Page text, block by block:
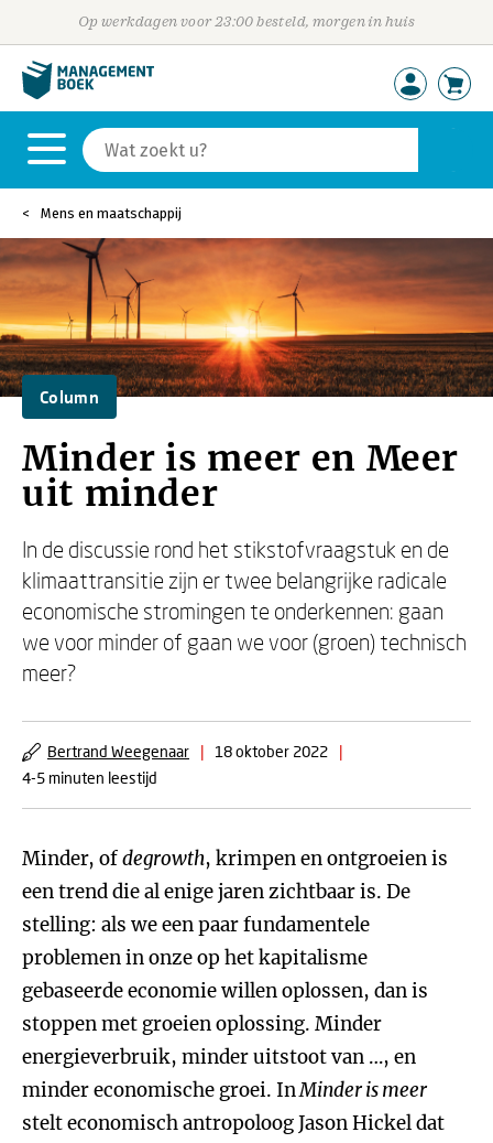
Op werkdagen voor 23:00 besteld, morgen in huis
Mens en maatschappij
Column
Minder is meer en Meer
uit minder
In de discussie rond het stikstofvraagstuk en de
klimaattransitie zijn er twee belangrijke radicale
economische stromingen te onderkennen: gaan
we voor minder of gaan we voor (groen) technisch
meer?
Bertrand Weegenaar | 18 oktober 2022
|
4-5 minuten leestijd
Minder, ofdegrowth, krimpen en ontgroeien is
een trend die al enige jaren zichtbaar is. De
stelling: als we een paar fundamentele
problemen in onze op het kapitalisme
gebaseerde economie willen oplossen, dan is
stoppen met groeien oplossing. Minder
energieverbruik, minder uitstoot van …, en
minder economische groei. InMinder is meer
stelt economisch antropoloog Jason Hickel dat